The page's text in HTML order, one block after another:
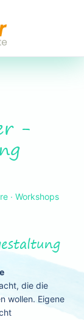
-
∙ Workshops
die die
wollen. Eigene